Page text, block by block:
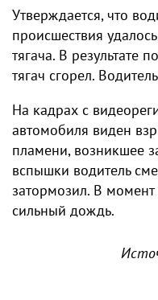
Утверждается, что
происшествия
тягача. В результате
тягач сгорел.
На кадрах с
автомобиля виден
пламени, возникшее
вспышки водитель
затормозил. В
сильный дождь.